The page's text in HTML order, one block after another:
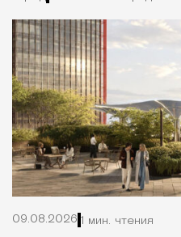
09.08.2026 1 мин. чтения